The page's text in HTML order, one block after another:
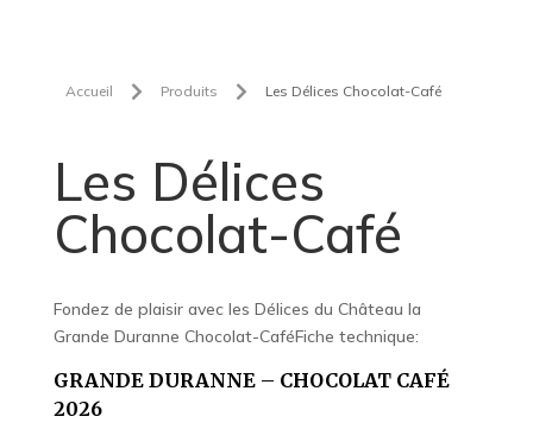
Accueil  Produits  Les Délices Chocolat-Café
Les Délices
Chocolat-Café
Fondez de plaisir avec les Délices du Château la
Grande Duranne Chocolat-CaféFiche technique:
GRANDE DURANNE – CHOCOLAT CAFÉ
2026